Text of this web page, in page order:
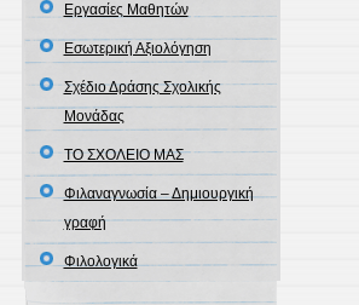
Εργασίες Μαθητών
Εσωτερική Αξιολόγηση
Σχέδιο Δράσης Σχολικής
Μονάδας
ΤΟ ΣΧΟΛΕΙΟ ΜΑΣ
Φιλαναγνωσία – Δημιουργική
γραφή
Φιλολογικά